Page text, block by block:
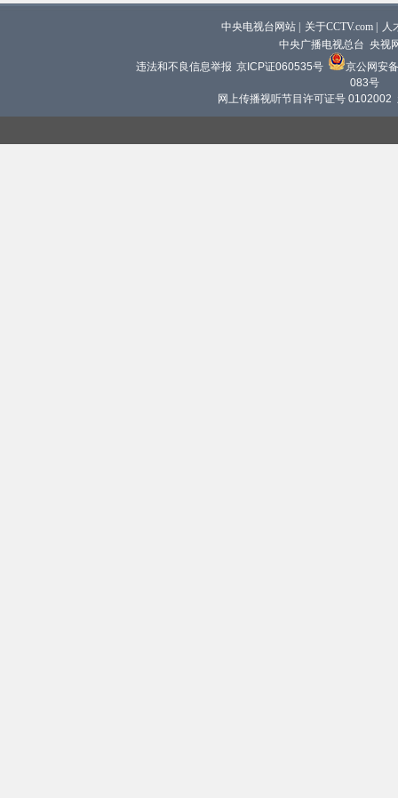
中央电视台网站 关于CCTV.com
人
中央广播电视总台 央视
违法和不良信息举报 京ICP证060535号
京公网安
083号
网上传播视听节目许可证号